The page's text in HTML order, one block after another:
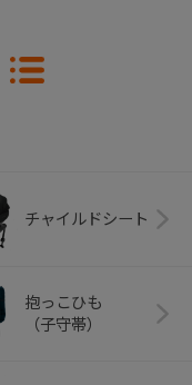
チャイルドシート
抱っこひも
（子守帯）